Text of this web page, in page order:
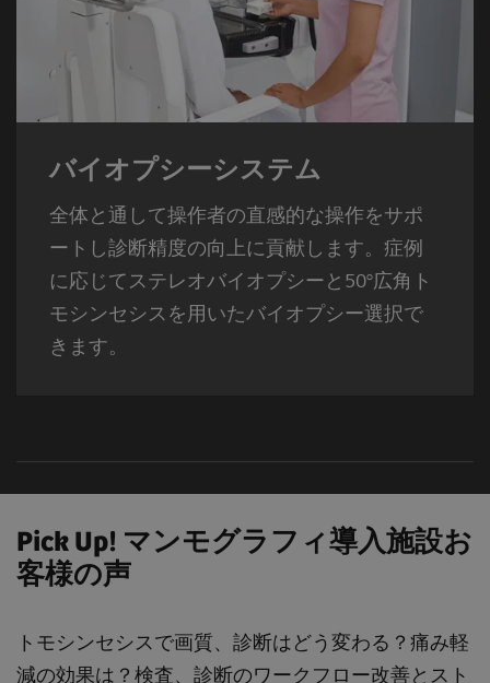
バイオプシーシステム
全体と通して操作者の直感的な操作をサポ
ートし診断精度の向上に貢献します。症例
に応じてステレオバイオプシーと50°広角ト
モシンセシスを用いたバイオプシー選択で
きます。
Pick Up! マンモグラフィ導入施設お
客様の声
トモシンセシスで画質、診断はどう変わる？痛み軽
減の効果は？検査、診断のワークフロー改善とスト